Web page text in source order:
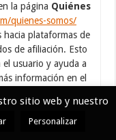
la página Quiénes
quienes-somos/
hacia plataformas de
de afiliación. Esto
usuario y ayuda a
información en el
hacerlo a través
sitio web y nuestro
Personalizar